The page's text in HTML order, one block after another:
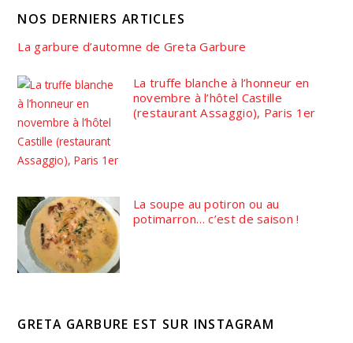
NOS DERNIERS ARTICLES
La garbure d’automne de Greta Garbure
La truffe blanche à l’honneur en
novembre à l’hôtel Castille
(restaurant Assaggio), Paris 1er
La soupe au potiron ou au
potimarron… c’est de saison !
GRETA GARBURE EST SUR INSTAGRAM